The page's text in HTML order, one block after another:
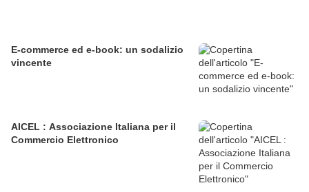
E-commerce ed e-book: un sodalizio
vincente
AICEL : Associazione Italiana per il
Commercio Elettronico